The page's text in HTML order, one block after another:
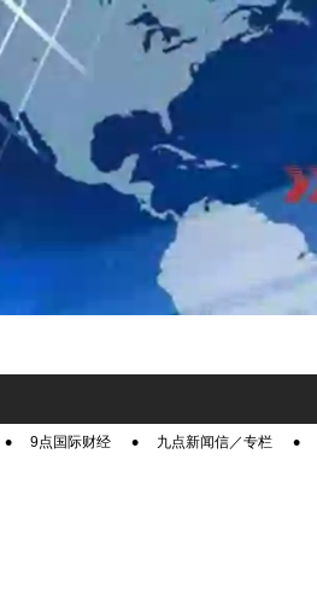
9点国际财经 九点新闻信／专栏